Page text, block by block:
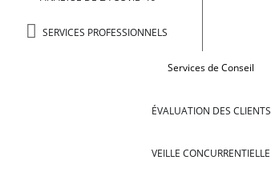
SERVICES PROFESSIONNELS
Services de Conseil
ÉVALUATION DES CLIENTS
VEILLE CONCURRENTIELLE